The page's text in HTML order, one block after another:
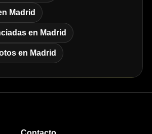
Madrid
en Madrid
en Madrid